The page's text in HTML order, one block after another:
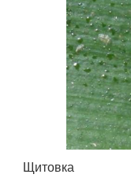
Щитовка